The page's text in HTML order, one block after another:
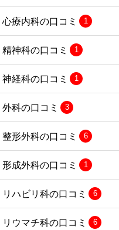
心療内科の口コミ 1
精神科の口コミ 1
神経科の口コミ 1
外科の口コミ 3
整形外科の口コミ 6
形成外科の口コミ 1
リハビリ科の口コミ 6
リウマチ科の口コミ 6